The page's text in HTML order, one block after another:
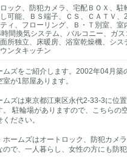
ック、防犯カメラ、宅配ＢＯＸ、駐
可能、ＢＳ端子、ＣＳ、ＣＡＴＶ、
ィ、フローリング、Ｂ・Ｔ別室、室
間換気システム、バルコニー、ガス
所独立、床暖房、浴室乾燥機、シス
ンタキッチン
ムズをご紹介します。2002年04月築
が1部屋あります。
ムズは東京都江東区永代2-33-3に位
駐輪場がありますので、こちらの
ださい。
ホームズはオートロック、防犯カメ
ので、一人暮らし、女性の方にも防